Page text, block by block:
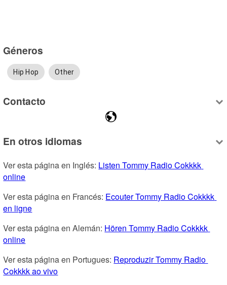
Géneros
Hip Hop Other
Contacto
En otros idiomas
Ver esta página en Inglés: Listen Tommy Radio Cokkkk
online
Ver esta página en Francés: Ecouter Tommy Radio Cokkkk
en ligne
Ver esta página en Alemán: Hören Tommy Radio Cokkkk
online
Ver esta página en Portugues: Reproduzir Tommy Radio
Cokkkk ao vivo